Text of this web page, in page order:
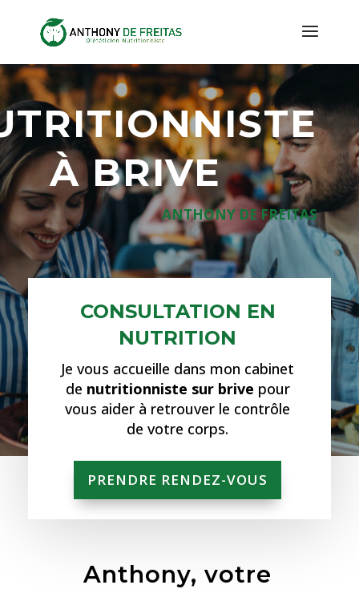
À BRIVE
ANTHONY DE FREITAS
CONSULTATION EN
NUTRITION
Je vous accueille dans mon cabinet
de nutritionniste sur brive pour
vous aider à retrouver le contrôle
de votre corps.
PRENDRE RENDEZ-VOUS
Anthony, votre